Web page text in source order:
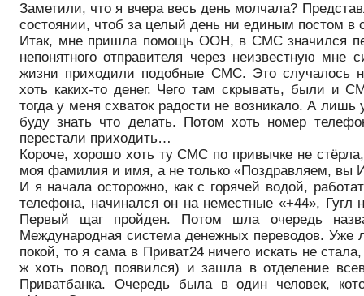
Заметили, что я вчера весь день молчала?
состоянии, чтоб за целый день ни единым постом в
Итак, мне пришла помощь ООН, в СМС значился
непонятного отправителя через неизвестную
жизни приходили подобные СМС. Это случалось
хоть каких-то денег. Чего там скрывать, были и
тогда у меня схваток радости не возникало. А
буду знать что делать. Потом хоть номер
перестали приходить…
Короче, хорошо хоть ту СМС по привычке не
моя фамилия и имя, а не только «Поздравляем, вы
И я начала осторожно, как с горячей водой,
телефона, начинался он на неместные «+44», Гугл
Первый щаг пройден. Потом шла очередь
Международная система денежных переводов. Уже
покой, то я сама в Приват24 ничего искать не
ж хоть повод появился) и зашла в отделение
Приватбанка. Очередь была в один человек,